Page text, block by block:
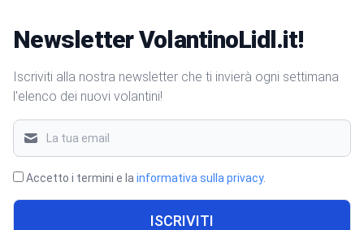
Newsletter VolantinoLidl.it!
Iscriviti alla nostra newsletter che ti invierà ogni settimana
l'elenco dei nuovi volantini!
Accetto i termini e la informativa sulla privacy.
ISCRIVITI